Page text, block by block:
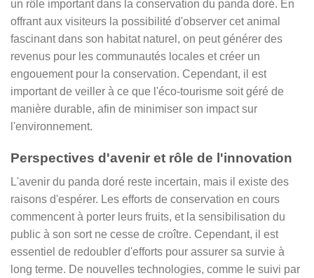
un rôle important dans la conservation du panda doré. En
offrant aux visiteurs la possibilité d'observer cet animal
fascinant dans son habitat naturel, on peut générer des
revenus pour les communautés locales et créer un
engouement pour la conservation. Cependant, il est
important de veiller à ce que l'éco-tourisme soit géré de
manière durable, afin de minimiser son impact sur
l'environnement.
Perspectives d'avenir et rôle de l'innovation
L'avenir du panda doré reste incertain, mais il existe des
raisons d'espérer. Les efforts de conservation en cours
commencent à porter leurs fruits, et la sensibilisation du
public à son sort ne cesse de croître. Cependant, il est
essentiel de redoubler d'efforts pour assurer sa survie à
long terme. De nouvelles technologies, comme le suivi par